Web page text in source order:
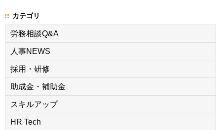
カテゴリ
労務相談Q&A
人事NEWS
採用・研修
助成金・補助金
スキルアップ
HR Tech